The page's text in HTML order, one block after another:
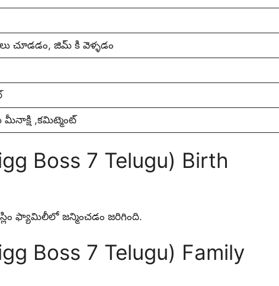
చూడడం, జిమ్ కి వెళ్ళడం
మీనాక్షి ,కమిట్మెంట్
Boss 7 Telugu) Birth
ఫ్యామిలీలో జన్మించడం జరిగింది.
Boss 7 Telugu) Family